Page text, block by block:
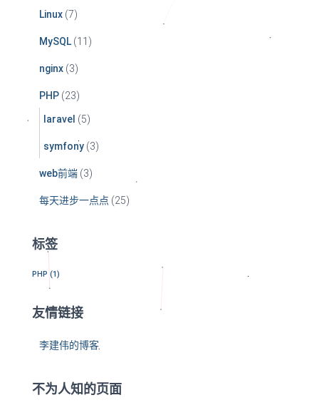
Linux (7)
MySQL(11)
nginx (3)
PHP (23)
laravel (5)
symfony (3)
web前端 (3)
每天进步一点点 (25)
标签
PHP (1)
友情链接
李建伟的博客
不为人知的页面